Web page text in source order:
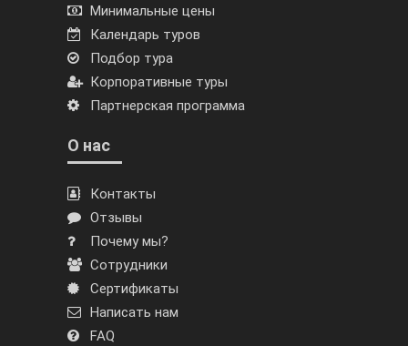
Минимальные цены
Календарь туров
Подбор тура
Корпоративные туры
Партнерская программа
О нас
Контакты
Отзывы
Почему мы?
Сотрудники
Сертификаты
Написать нам
FAQ